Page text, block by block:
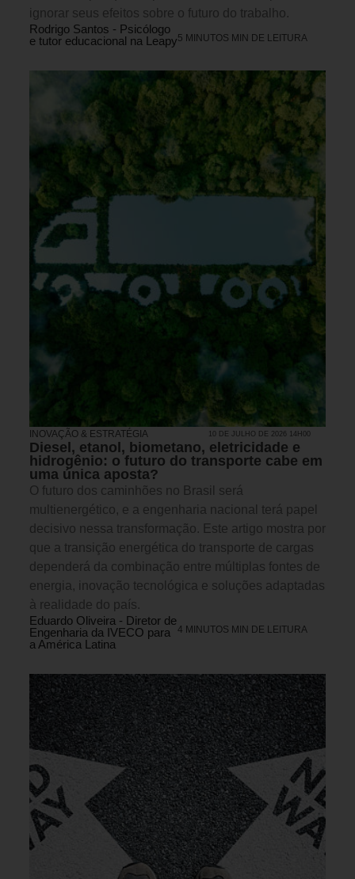
ignorar seus efeitos sobre o futuro do trabalho.
Rodrigo Santos - Psicólogo
e tutor educacional na Leapy5 MINUTOS MIN DE LEITURA
INOVAÇÃO & ESTRATÉGIA 10 DE JULHO DE 2026 14H00
Diesel, etanol, biometano, eletricidade e
hidrogênio: o futuro do transporte cabe em
uma única aposta?
O futuro dos caminhões no Brasil será
multienergético, e a engenharia nacional terá papel
decisivo nessa transformação. Este artigo mostra por
que a transição energética do transporte de cargas
dependerá da combinação entre múltiplas fontes de
energia, inovação tecnológica e soluções adaptadas
à realidade do país.
Eduardo Oliveira - Diretor de
Engenharia da IVECO para
a América Latina
4 MINUTOS MIN DE LEITURA